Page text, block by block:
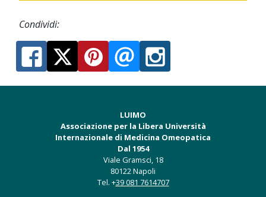
Condividi:
LUIMO
Associazione per la Libera Università
Internazionale di Medicina Omeopatica
Dal 1954
Viale Gramsci, 18
80122 Napoli
Tel. +39 081 7614707